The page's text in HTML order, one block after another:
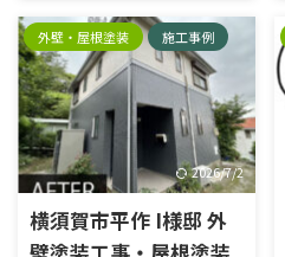
から10年は経っているので、そ
ろそろ塗る時期かなと思った
ので 当社を選んだ決め手は？
昔からのお付き合いがあった
ので、信頼しているから 施工
内容外壁塗装工事・屋根塗装
工事エリア横須賀市田浦町外
壁塗料種類：日本ペイント塗
料名：外壁/パーフェクトトッ
プ 瓦棒屋根/パーフェクトベ
外壁・屋根塗装 施工事例
2026/7/2
横須賀市平作 I様邸 外